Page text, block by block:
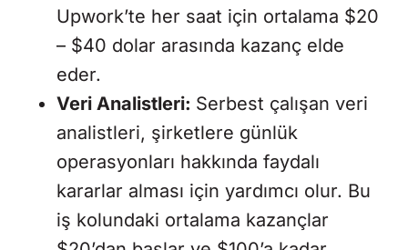
Upwork’te her saat için ortalama $20
– $40 dolar arasında kazanç elde
eder.
Veri Analistleri: Serbest çalışan veri
analistleri, şirketlere günlük
operasyonları hakkında faydalı
kararlar alması için yardımcı olur. Bu
iş kolundaki ortalama kazançlar